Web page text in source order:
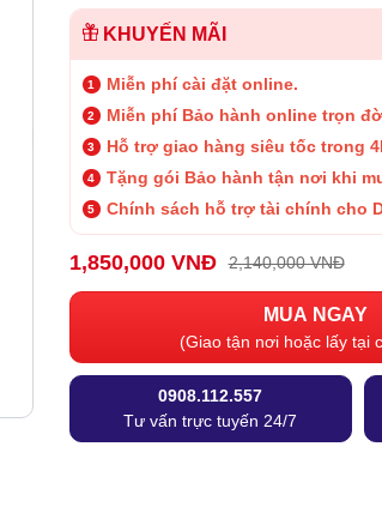
KHUYẾN MÃI
Miễn phí cài đặt online.
Miễn phí Bảo hành online trọn
Hỗ trợ giao hàng siêu tốc trong
Tặng gói Bảo hành tận nơi khi
Chính sách hỗ trợ tài chính cho
1,850,000 VNĐ 2,140,000 VNĐ
MUA NGAY
(Giao tận nơi hoặc lấy tại
0908.112.557
Tư vấn trực tuyến 24/7